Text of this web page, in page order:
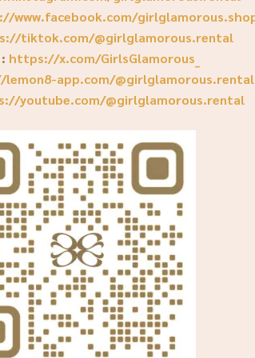
www.facebook.com/
tiktok.com/@girlglamorous.rental
https://x.com/GirlsGlamorous_
app.com/@girlglamorous.rental
youtube.com/@girlglamorous.rental